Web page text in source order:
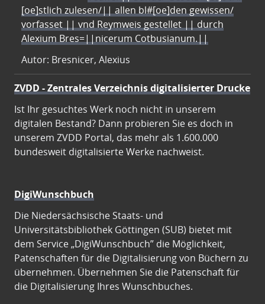
[oe]stlich zulesen/|| allen bl#[oe]den gewissen/
vorfasset || vnd Reymweis gestellet || durch
Alexium Bres=||nicerum Cotbusianum.||
Autor: Bresnicer, Alexius
ZVDD - Zentrales Verzeichnis digitalisierter Drucke
Ist Ihr gesuchtes Werk noch nicht in unserem
digitalen Bestand? Dann probieren Sie es doch in
unserem ZVDD Portal, das mehr als 1.600.000
bundesweit digitalisierte Werke nachweist.
DigiWunschbuch
Die Niedersächsische Staats- und
Universitätsbibliothek Göttingen (SUB) bietet mit
dem Service „DigiWunschbuch” die Möglichkeit,
Patenschaften für die Digitalisierung von Büchern zu
übernehmen. Übernehmen Sie die Patenschaft für
die Digitalisierung Ihres Wunschbuches.